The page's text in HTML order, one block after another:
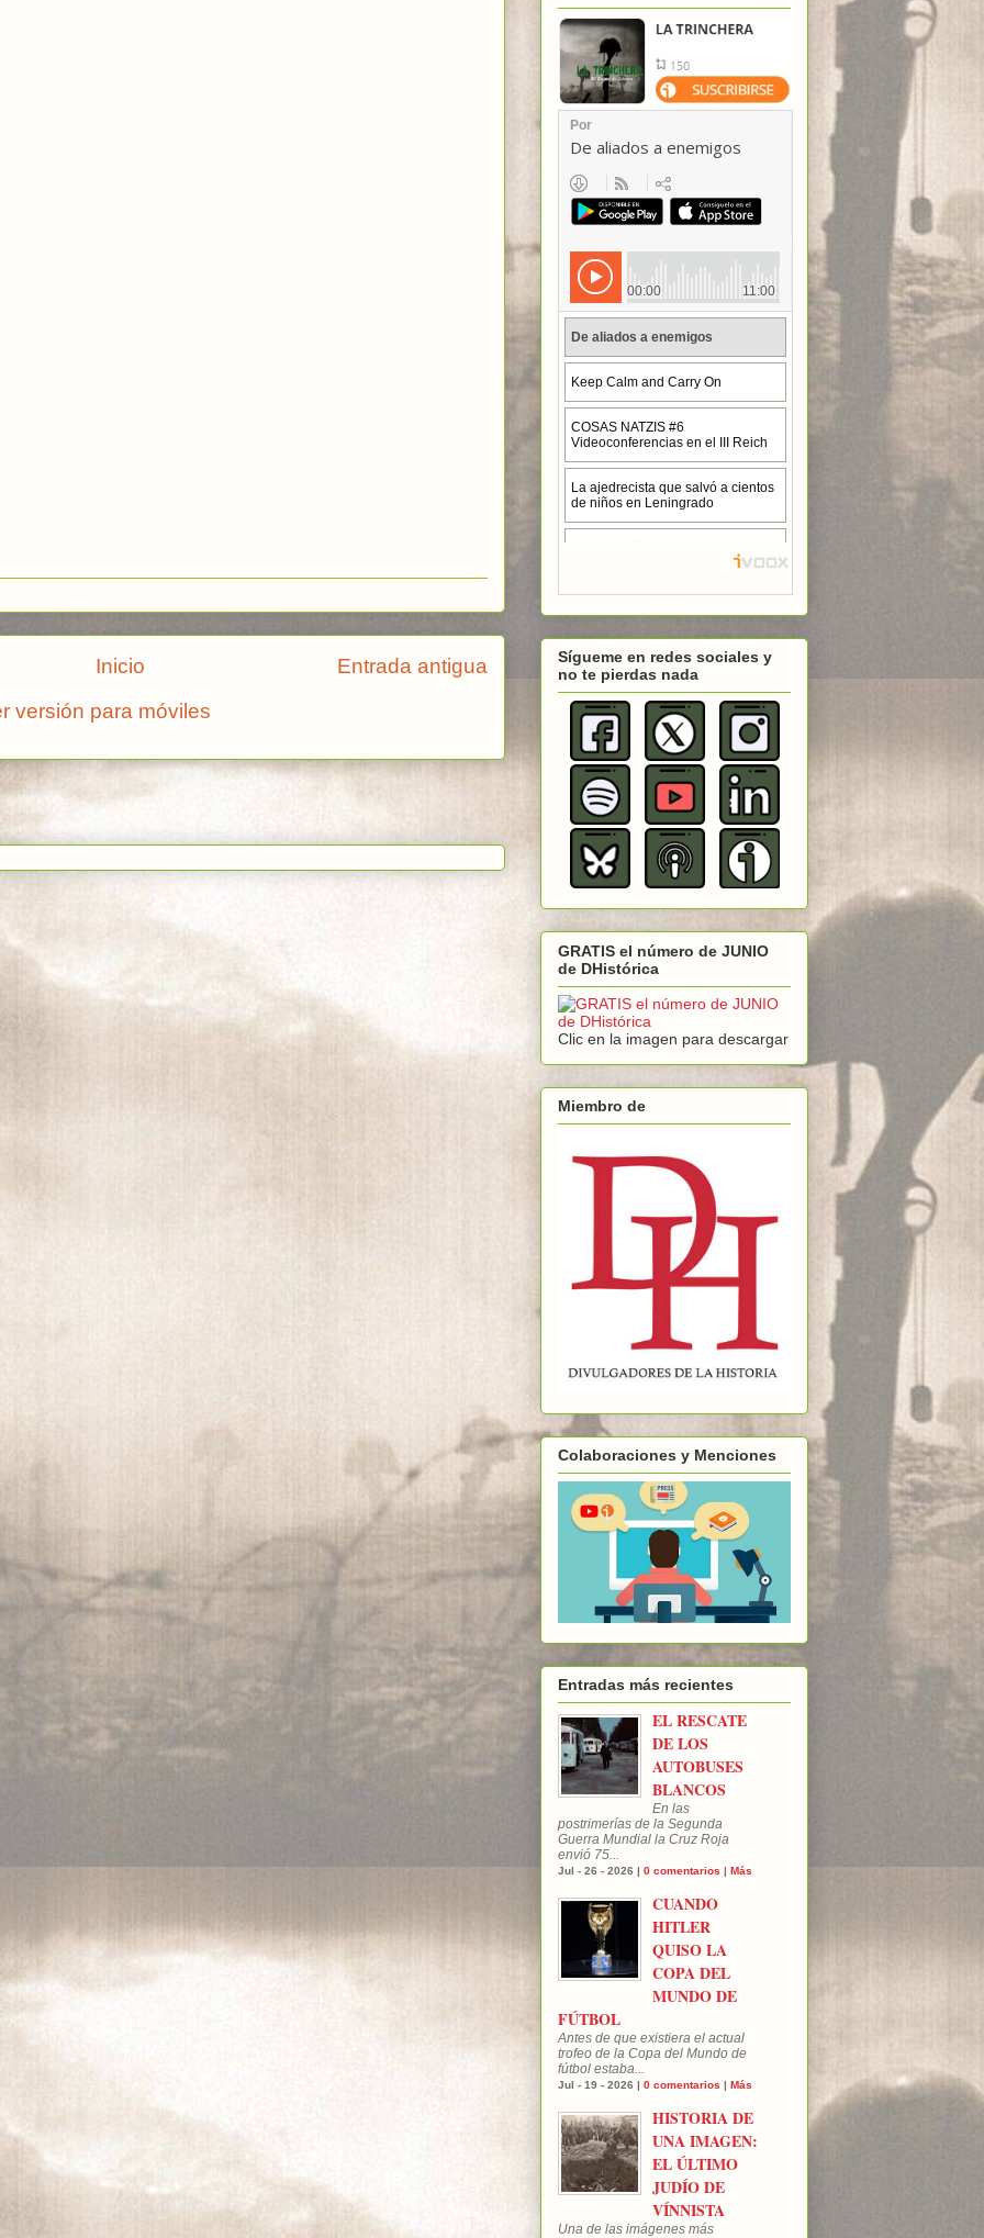
Entrada antigua
Inicio
versión para móviles
Sígueme en redes sociales y
no te pierdas nada
GRATIS el número de JUNIO
de DHistórica
Clic en la imagen para descargar
Miembro de
Colaboraciones y Menciones
Entradas más recientes
EL RESCATE
DE LOS
AUTOBUSES
BLANCOS
En las
postrimerías de la Segunda
Guerra Mundial la Cruz Roja
envió 75...
Jul - 26 - 2026 | 0 comentarios | Más
CUANDO
HITLER
QUISO LA
COPA DEL
MUNDO DE
FÚTBOL
Antes de que existiera el actual
trofeo de la Copa del Mundo de
fútbol estaba...
Jul - 19 - 2026 | 0 comentarios | Más
HISTORIA DE
UNA IMAGEN:
EL ÚLTIMO
JUDÍO DE
VÍNNISTA
Una de las imágenes más